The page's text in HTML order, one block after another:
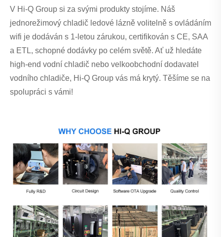
V Hi-Q Group si za svými produkty stojíme. Náš
jednorežimový chladič ledové lázně volitelně s ovládáním
wifi je dodáván s 1-letou zárukou, certifikován s CE, SAA
a ETL, schopné dodávky po celém světě. Ať už hledáte
high-end vodní chladič nebo velkoobchodní dodavatel
vodního chladiče, Hi-Q Group vás má krytý. Těšíme se na
spolupráci s vámi!